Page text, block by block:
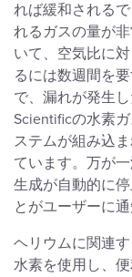
れば緩和される
れるガスの量が
いて、空気比に
るには数週間を
で、漏れが発生
Scientificの水素
ステムが組み込
ています。万が
生成が自動的に
とがユーザーに通
ヘリウムに関連
水素を使用し、